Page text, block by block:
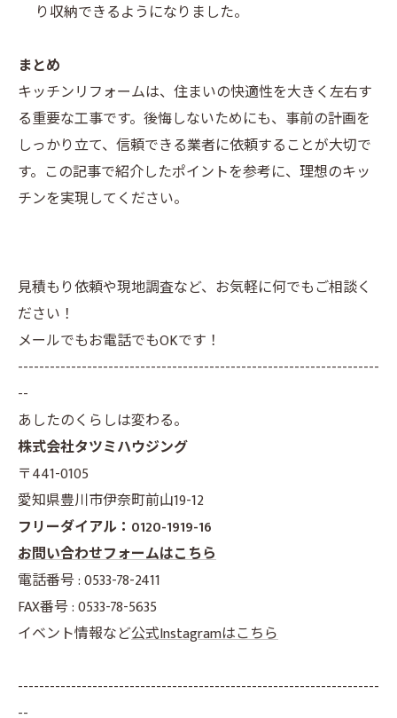
り収納できるようになりました。
まとめ
キッチンリフォームは、住まいの快適性を大きく左右す
る重要な工事です。後悔しないためにも、事前の計画を
しっかり立て、信頼できる業者に依頼することが大切で
す。この記事で紹介したポイントを参考に、理想のキッ
チンを実現してください。
見積もり依頼や現地調査など、お気軽に何でもご相談く
ださい！
メールでもお電話でもOKです！
--------------------------------------------------------------------
--
あしたのくらしは変わる。
株式会社タツミハウジング
〒441-0105
愛知県豊川市伊奈町前山19-12
フリーダイアル：0120-1919-16
お問い合わせフォームはこちら
電話番号 : 0533-78-2411
FAX番号 : 0533-78-5635
イベント情報など公式Instagramはこちら
--------------------------------------------------------------------